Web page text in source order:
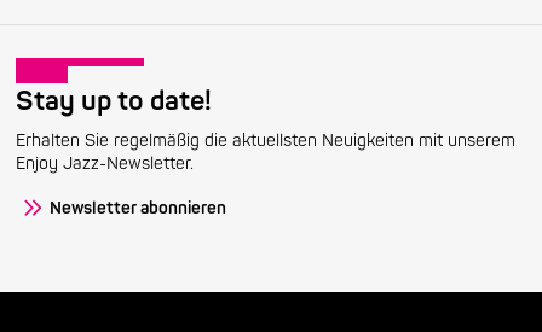
Stay up to date!
Erhalten Sie regelmäßig die aktuellsten Neuigkeiten mit unserem
Enjoy Jazz-Newsletter.
Newsletter abonnieren